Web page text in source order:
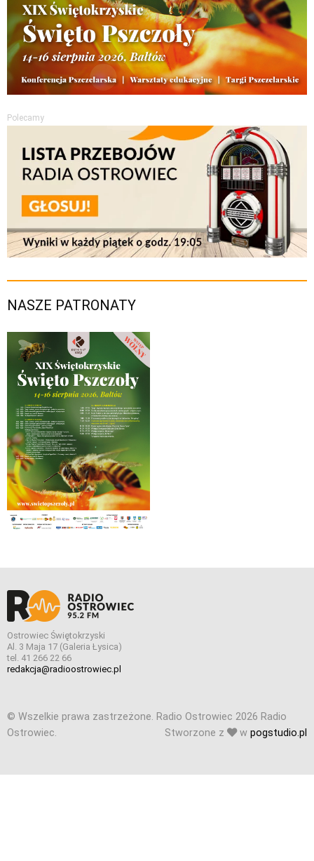
Polecamy
NASZE PATRONATY
Ostrowiec Świętokrzyski
Al. 3 Maja 17 (Galeria Łysica)
tel. 41 266 22 66
redakcja@radioostrowiec.pl
© Wszelkie prawa zastrzeżone. Radio Ostrowiec 2026 Radio
Ostrowiec.
Stworzone z w pogstudio.pl